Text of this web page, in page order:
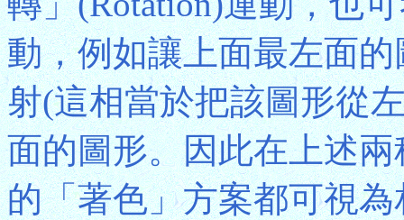
動，例如讓上面最左面
射(這相當於把該圖形從
面的圖形。因此在上述
的「著色」方案都可視